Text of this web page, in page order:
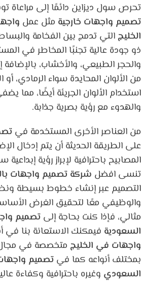
تحرص سول ديزاين دائمًا إلى مراعاة
تصميم واجهات خارجية مثل عمل
الخليج التي تدمج بين الفخامة
ذو جودة عالية تجنبًا المخاطر في
والحجر الطبيعي، والأخشاب،
من الألوان المحايدة سواء الرمادي، أو
استخدام الألوان الجريئة أيضًا، مما
والهدوء مع رؤية بصرية جذابة.
من العناصر الأخرى المستخدمة في
على الطريقة الحديثة أن يتم إدخال
المصابيح باحترافية لإبراز رؤية
تنسى افضل شركة تصميم واجهات
التصميم عبر إنشاء خطوط بسيطة
والوظيفي معًا لتحقيق الغرض
مثالي، فإذا كنت بحاجة إلى تصميم
السعودية فيمكنك الاستعانة بنا في
واجهات في الخليج متخصصة في مجال
بمختلف أنواعه كما في تصميم
السعودي وغيره باحترافية وكفاءة